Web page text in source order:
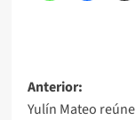
Anterior:
Yulín Mateo